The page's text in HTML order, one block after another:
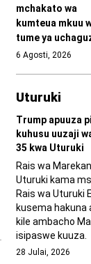
mchakato wa
kumteua mkuu
tume ya
6 Agosti, 2026
Uturuki
Trump apuuza
kuhusu uuzaji
35 kwa Uturuki
Rais wa
Uturuki kama
Rais wa Uturuki
kusema hakuna
kile ambacho
isipaswe kuuza.
28 Julai, 2026